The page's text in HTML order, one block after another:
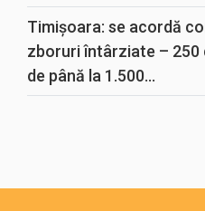
Timișoara: se acordă
zboruri întârziate –
de până la 1.500...